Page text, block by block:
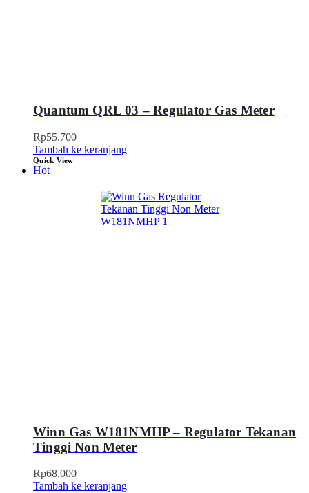
Quantum QRL 03 – Regulator Gas Meter
Rp55.700
Tambah ke keranjang
Quick View
Hot
Winn Gas W181NMHP – Regulator Tekanan
Tinggi Non Meter
Rp68.000
Tambah ke keranjang